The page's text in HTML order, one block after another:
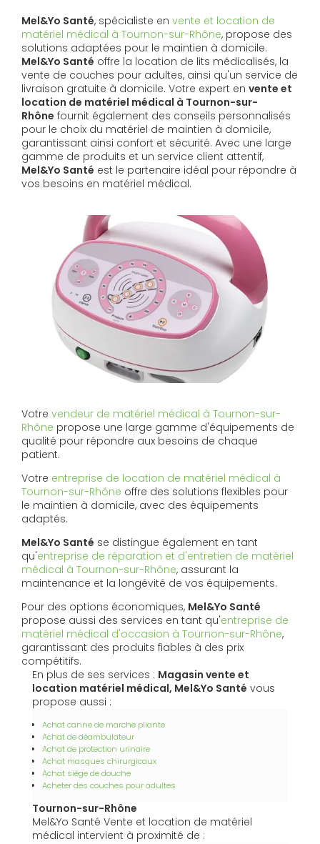
Mel&Yo Santé, spécialiste en vente et location de
matériel médical à Tournon-sur-Rhône, propose des
solutions adaptées pour le maintien à domicile.
Mel&Yo Santé offre la location de lits médicalisés, la
vente de couches pour adultes, ainsi qu'un service de
livraison gratuite à domicile. Votre expert en vente et
location de matériel médical à Tournon-sur-
Rhône fournit également des conseils personnalisés
pour le choix du matériel de maintien à domicile,
garantissant ainsi confort et sécurité. Avec une large
gamme de produits et un service client attentif,
Mel&Yo Santé est le partenaire idéal pour répondre à
vos besoins en matériel médical.
Votre vendeur de matériel médical à Tournon-sur-
Rhône propose une large gamme d'équipements de
qualité pour répondre aux besoins de chaque
patient.
Votre entreprise de location de matériel médical à
Tournon-sur-Rhône offre des solutions flexibles pour
le maintien à domicile, avec des équipements
adaptés.
Mel&Yo Santé se distingue également en tant
qu'entreprise de réparation et d'entretien de matériel
médical à Tournon-sur-Rhône, assurant la
maintenance et la longévité de vos équipements.
Pour des options économiques, Mel&Yo Santé
propose aussi des services en tant qu'entreprise de
matériel médical d'occasion à Tournon-sur-Rhône,
garantissant des produits fiables à des prix
compétitifs.
En plus de ses services : Magasin vente et
location matériel médical, Mel&Yo Santé vous
propose aussi :
Achat canne de marche pliante
Achat de déambulateur
Achat de protection urinaire
Achat masques chirurgicaux
Achat siège de douche
Acheter des couches pour adultes
Tournon-sur-Rhône
Mel&Yo Santé Vente et location de matériel
médical intervient à proximité de :